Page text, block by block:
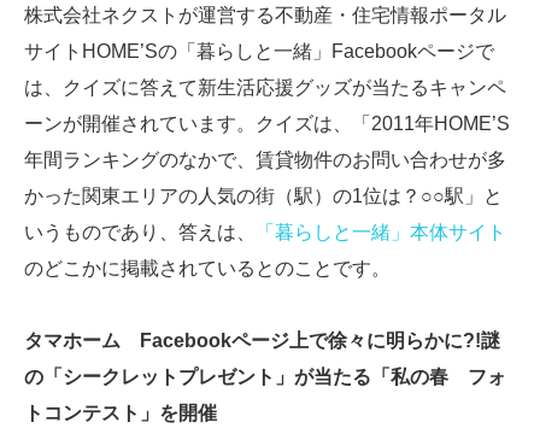
株式会社ネクストが運営する不動産・住宅情報ポータル
サイトHOME’Sの「暮らしと一緒」Facebookページで
は、クイズに答えて新生活応援グッズが当たるキャンペ
ーンが開催されています。クイズは、「2011年HOME’S
年間ランキングのなかで、賃貸物件のお問い合わせが多
かった関東エリアの人気の街（駅）の1位は？○○駅」と
いうものであり、答えは、
「暮らしと一緒」本体サイト
のどこかに掲載されているとのことです。
タマホーム Facebookページ上で徐々に明らかに?!謎
の「シークレットプレゼント」が当たる「私の春 フォ
トコンテスト」を開催